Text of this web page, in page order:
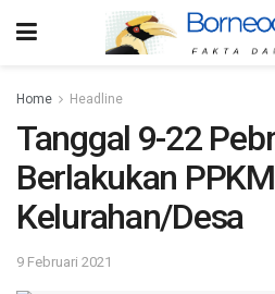
Home Headline
Tanggal 9-22
Berlakukan
Kelurahan/Desa
9 Februari 2021